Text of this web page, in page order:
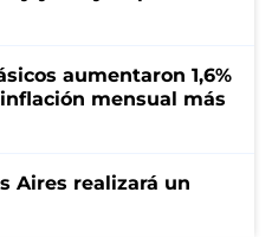
aumentaron 1,6%
mensual más
Aires realizará un